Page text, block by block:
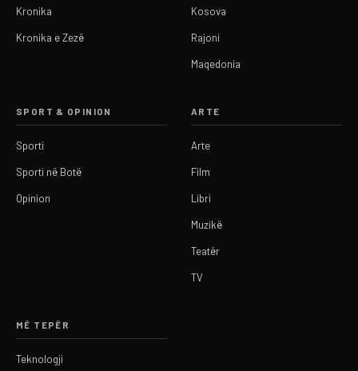
Kronika
Kronika e Zezë
Kosova
Rajoni
Maqedonia
SPORT & OPINION
Sporti
Sporti në Botë
Opinion
ARTE
Arte
Film
Libri
Muzikë
Teatër
TV
MË TEPËR
Teknologji